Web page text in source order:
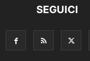
SEGUICI